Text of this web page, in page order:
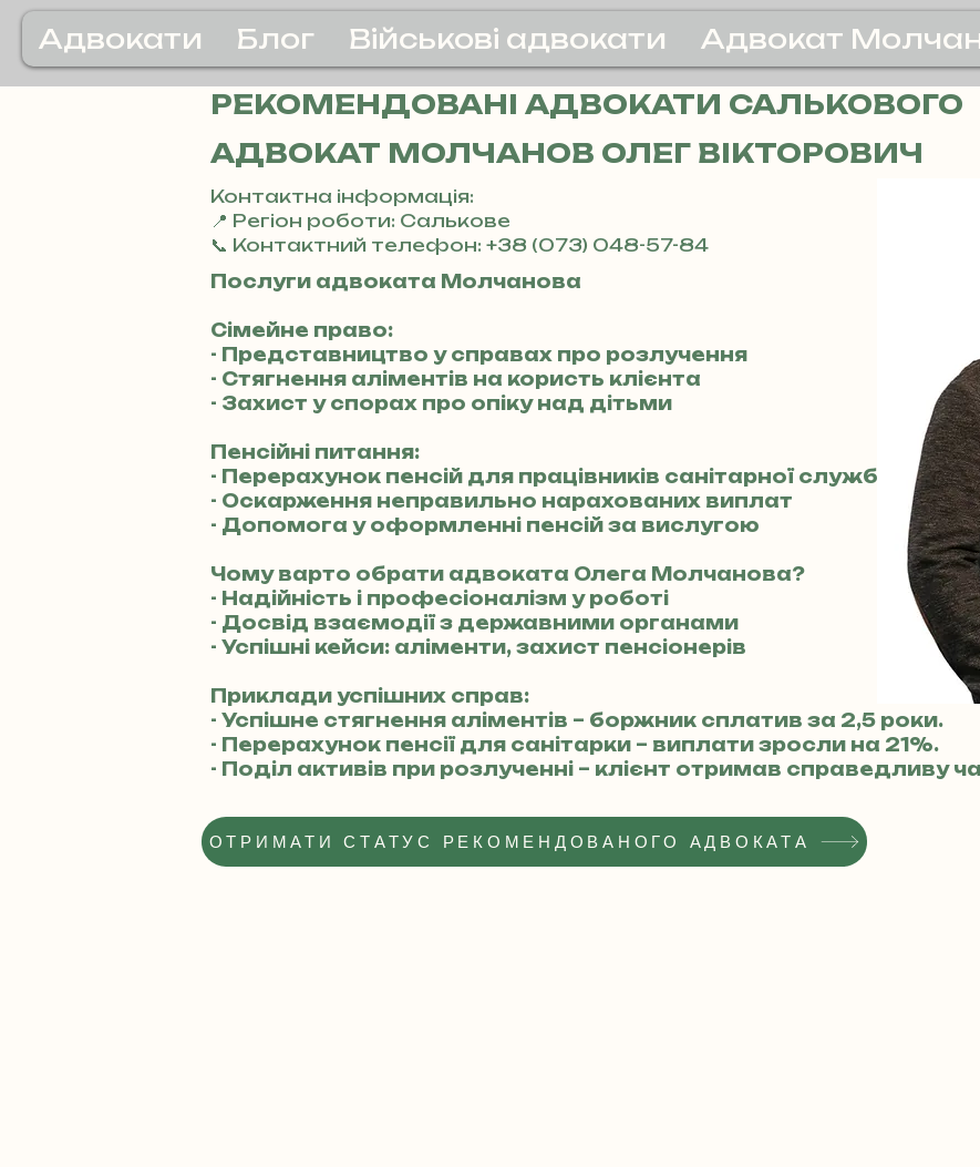
Адвокати Блог Військові адвокати Адвокат
РЕКОМЕНДОВАНІ АДВОКАТИ САЛЬКОВОГО
АДВОКАТ МОЛЧАНОВ ОЛЕГ ВІКТОРОВИЧ
Контактна інформація:
📍 Регіон роботи: Салькове
📞 Контактний телефон: +38 (073) 048-57-84
Послуги адвоката Молчанова
Сімейне право:
- Представництво у справах про розлучення
- Стягнення аліментів на користь клієнта
- Захист у спорах про опіку над дітьми
Пенсійні питання:
- Перерахунок пенсій для працівників санітарної служби
- Оскарження неправильно нарахованих виплат
- Допомога у оформленні пенсій за вислугою
Чому варто обрати адвоката Олега Молчанова?
- Надійність і професіоналізм у роботі
- Досвід взаємодії з державними органами
- Успішні кейси: аліменти, захист пенсіонерів
Приклади успішних справ:
- Успішне стягнення аліментів – боржник сплатив за 2,5 роки.
- Перерахунок пенсії для санітарки – виплати зросли на 21%.
- Поділ активів при розлученні – клієнт отримав справедливу
ОТРИМАТИ СТАТУС РЕКОМЕНДОВАНОГО АДВОКАТА